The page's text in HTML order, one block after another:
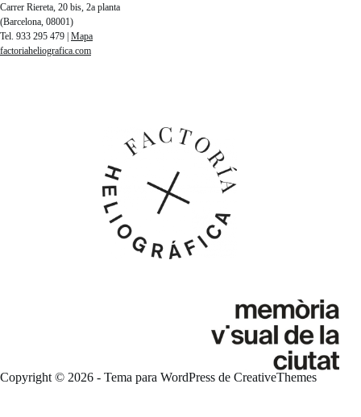
Carrer Riereta, 20 bis, 2a planta
(Barcelona, 08001)
Tel. 933 295 479 | Mapa
factoriaheliografica.com
Copyright © 2026 - Tema para WordPress de CreativeThemes